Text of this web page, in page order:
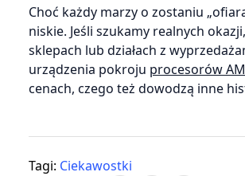
Choć każdy marzy o zostaniu
niskie. Jeśli szukamy realnych
sklepach lub działach z
urządzenia pokroju procesorów
cenach, czego też dowodzą inne
Tagi: Ciekawostki